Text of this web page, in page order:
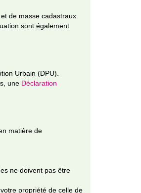
de masse cadastraux.
sont également
Urbain (DPU).
une Déclaration
matière de
ne doivent pas être
propriété de celle de